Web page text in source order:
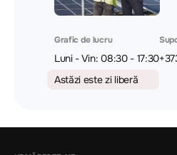
Grafic de lucru
Luni - Vin: 08:30 - 17:30
Astăzi este zi liberă